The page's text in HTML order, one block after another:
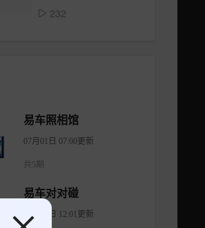
232
易车照相馆
07月01日 07:00更新
共5期
易车对对碰
05月24日 12:01更新